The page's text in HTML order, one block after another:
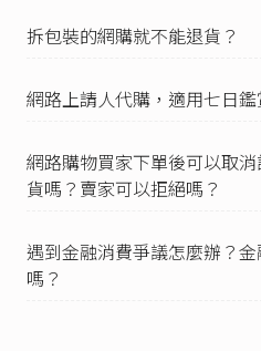
二、限制或免除企業經
四、其他對消費者顯失
之。
V 中央主管機關公告應
VI 企業經營者使用定
時派員查核。」
拆包裝的網購就不能退貨？
網路上請人代購，適用七日鑑
網路購物買家下單後可以取
貨嗎？賣家可以拒絕嗎？
遇到金融消費爭議怎麼辦？
嗎？